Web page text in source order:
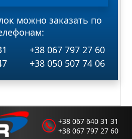
можно заказать по
+38 067 797 27 60
+38 050 507 74 06
+38 067 640 31 31
+38 067 797 27 60